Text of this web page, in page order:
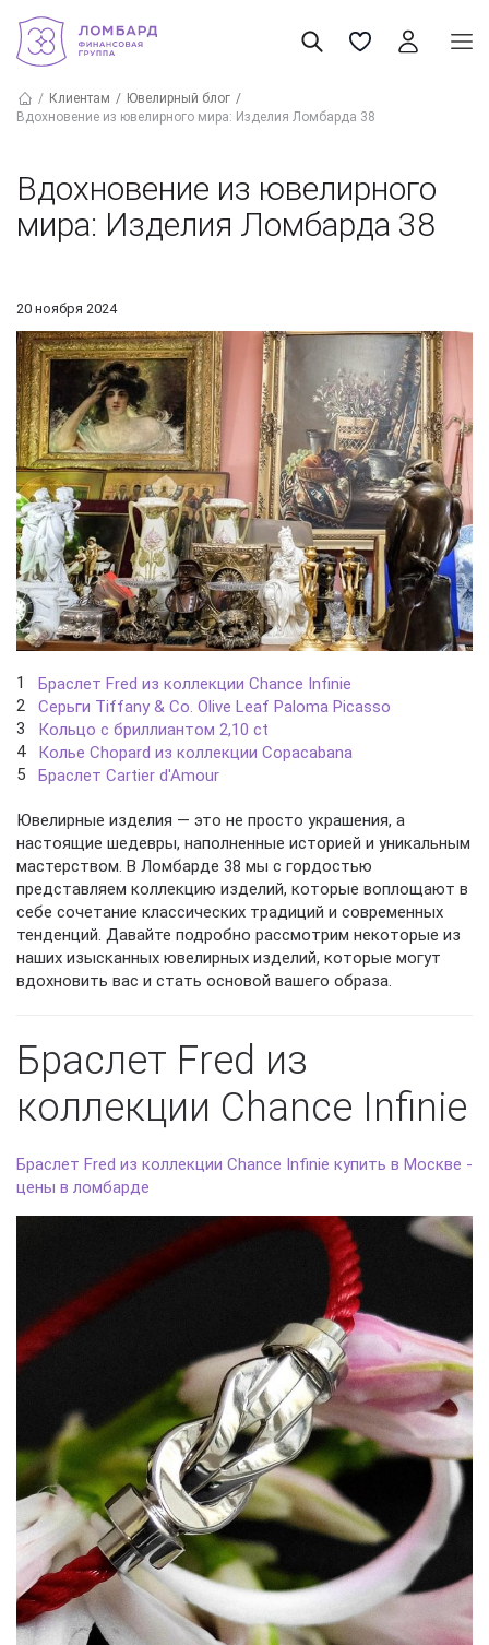
Клиентам
Ювелирный блог
Вдохновение из ювелирного мира: Изделия Ломбарда 38
Вдохновение из ювелирного
мира: Изделия Ломбарда 38
20 ноября 2024
Браслет Fred из коллекции Chance Infinie
Серьги Tiffany & Co. Olive Leaf Paloma Picasso
Кольцо с бриллиантом 2,10 ct
Колье Chopard из коллекции Copacabana
Браслет Cartier d'Amour
Ювелирные изделия — это не просто украшения, а
настоящие шедевры, наполненные историей и уникальным
мастерством. В Ломбарде 38 мы с гордостью
представляем коллекцию изделий, которые воплощают в
себе сочетание классических традиций и современных
тенденций. Давайте подробно рассмотрим некоторые из
наших изысканных ювелирных изделий, которые могут
вдохновить вас и стать основой вашего образа.
Браслет Fred из
коллекции Chance Infinie
Браслет Fred из коллекции Chance Infinie купить в Москве -
цены в ломбарде